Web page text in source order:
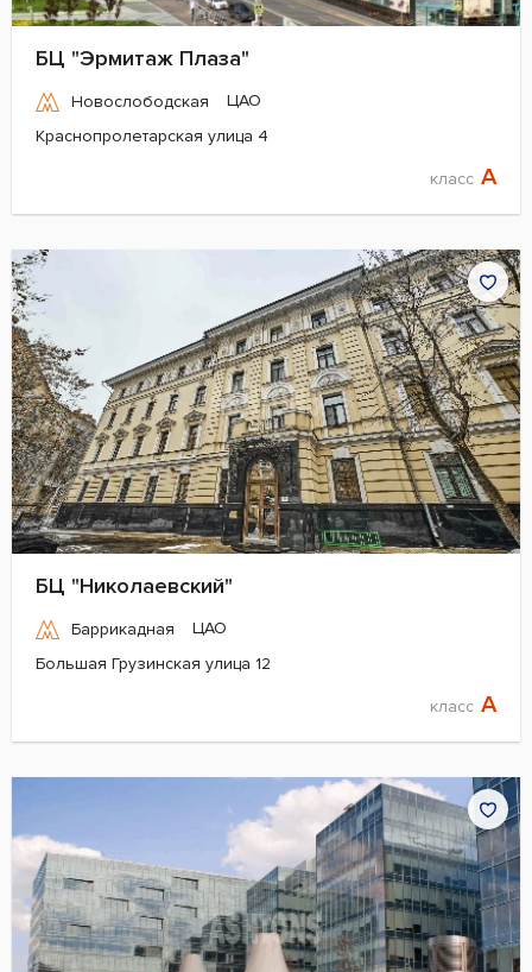
БЦ "Эрмитаж Плаза"
Новослободская
ЦАО
Краснопролетарская улица 4
класс A
БЦ "Николаевский"
Баррикадная
ЦАО
Большая Грузинская улица 12
класс A